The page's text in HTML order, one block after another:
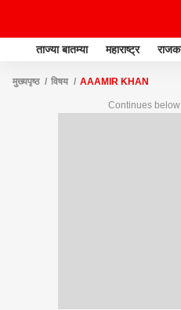
ताज्या बातम्या महाराष्ट्र
मुख्यपृष्ठ विषय AAAMIR KHAN
Continues